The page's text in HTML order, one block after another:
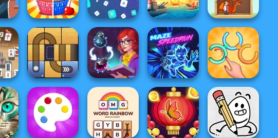
Crossword
Bubble Letters
Puzzle
Mahjong Marvels
Home Pin 1
Battleships
Armada
Words Match
Rachel Holmes
vs
Untangle Rings
Master
Maze Speedrun
Sorting Sorcery
Free the Ball
At